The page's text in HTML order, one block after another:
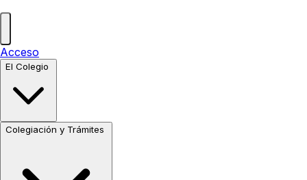
Acceso
El Colegio
Colegiación y Trámites